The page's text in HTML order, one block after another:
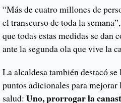
“Más de cuatro millones de
el transcurso de toda la
que todas estas medidas se
ante la segunda ola que vive la
La alcaldesa también destacó
puntos adicionales para
salud:Uno, prorrogar la